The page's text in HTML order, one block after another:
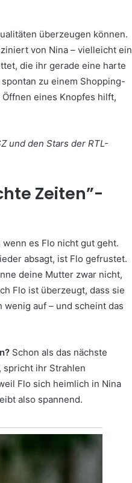
überzeugen können.
von Nina – vielleicht ein
die ihr gerade eine harte
zu einem Shopping-
eines Knopfes hilft,
und den Stars der RTL-
Zeiten”-
es Flo nicht gut geht.
absagt, ist Flo gefrustet.
deine Mutter zwar nicht,
Flo ist überzeugt, dass sie
auf – und scheint das
Schon als das nächste
spricht ihr Strahlen
Flo sich heimlich in Nina
also spannend.